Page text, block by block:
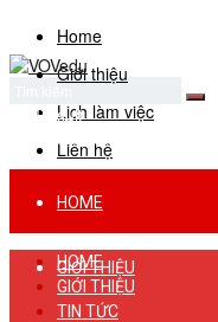
Home
Giới thiệu
Lịch làm việc
Liên hệ
No Result
View All Result
HOME
GIỚI THIỆU
HOME
GIỚI THIỆU
TIN TỨC